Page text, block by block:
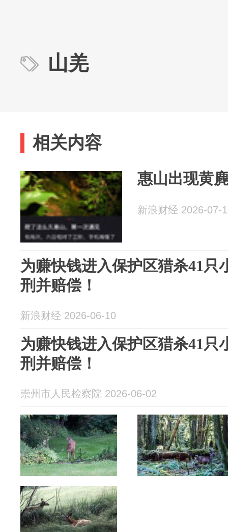
山羌
相关内容
惠山出现黄
新浪财经 2026-07-
为赚快钱进入保护区猎杀41只
刑并赔偿！
新浪财经 2026-06-10
为赚快钱进入保护区猎杀41只
刑并赔偿！
崇州市人民检察院 2026-06-02